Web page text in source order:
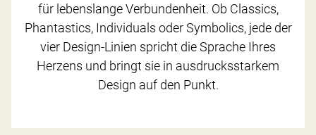
für lebenslange Verbundenheit. Ob Classics,
Phantastics, Individuals oder Symbolics, jede der
vier Design-Linien spricht die Sprache Ihres
Herzens und bringt sie in ausdrucksstarkem
Design auf den Punkt.